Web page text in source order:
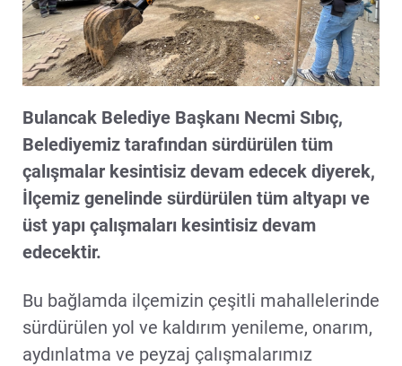
Bulancak Belediye Başkanı Necmi Sıbıç,
Belediyemiz tarafından sürdürülen tüm
çalışmalar kesintisiz devam edecek diyerek,
İlçemiz genelinde sürdürülen tüm altyapı ve
üst yapı çalışmaları kesintisiz devam
edecektir.
Bu bağlamda ilçemizin çeşitli mahallelerinde
sürdürülen yol ve kaldırım yenileme, onarım,
aydınlatma ve peyzaj çalışmalarımız